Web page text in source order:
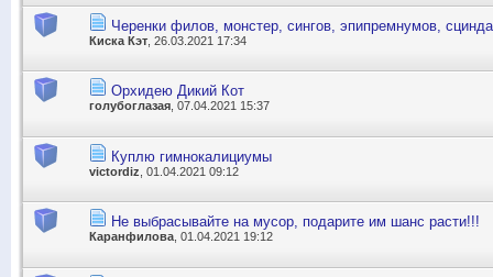
Черенки филов, монстер, сингов, эпипремнумов,
Киска Кэт , 26.03.2021 17:34
Орхидею Дикий Кот
голубоглазая, 07.04.2021 15:37
Куплю гимнокалициумы
victordiz , 01.04.2021 09:12
Не выбрасывайте на мусор, подарите им шанс расти!!!
Каранфилова , 01.04.2021 19:12